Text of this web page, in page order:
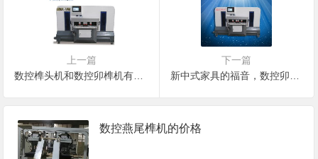
上一篇
数控榫头机和数控卯榫机有什么区别？
下一篇
新中式家具的福音，数控卯榫机功能强大
数控燕尾榫机的价格